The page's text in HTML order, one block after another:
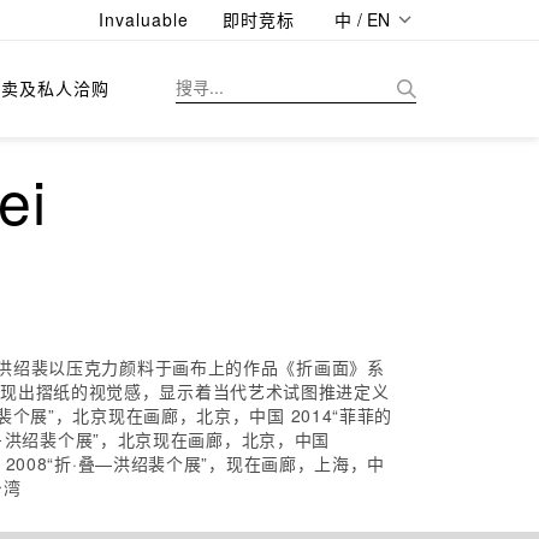
Invaluable 即时竞标 中 / EN
及私人洽购
裴以压克力颜料于画布上的作品《折画面》系
出摺纸的视觉感，显示着当代艺术试图推进定义
展”，北京现在画廊，北京，中国 2014“菲菲的
绍裴个展”，北京现在画廊，北京，中国
折·叠—洪绍裴个展”，现在画廊，上海，中